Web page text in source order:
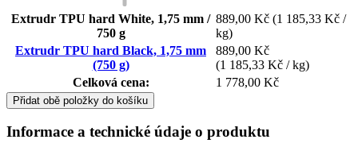
Extrudr TPU hard White, 1,75 mm /
750 g
889,00 Kč (1 185,33 Kč /
kg)
Extrudr TPU hard Black, 1,75 mm
(750 g)
889,00 Kč
(1 185,33 Kč / kg)
Celková cena:
1 778,00 Kč
Přidat obě položky do košíku
Informace a technické údaje o produktu